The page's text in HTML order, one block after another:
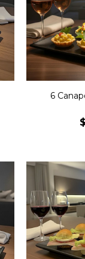
Seis
6
$
Seis
con
lechuga,
duro,